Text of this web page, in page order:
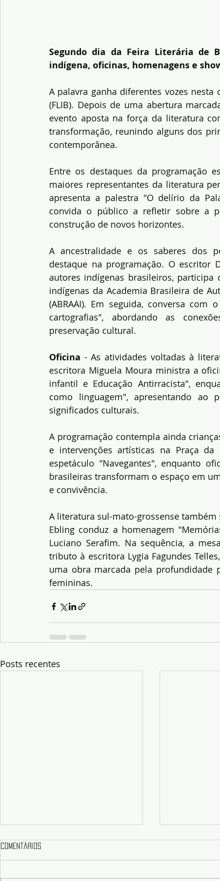
Segundo dia da Feira Literária de
indígena, oficinas, homenagens e
A palavra ganha diferentes vozes nesta
(FLIB). Depois de uma abertura
evento aposta na força da literatura
transformação, reunindo alguns dos
contemporânea.
Entre os destaques da programação
maiores representantes da literatura
apresenta a palestra "O delírio da
convida o público a refletir sobre a
construção de novos horizontes.
A ancestralidade e os saberes dos
destaque na programação. O escritor
autores indígenas brasileiros,
indígenas da Academia Brasileira de
(ABRAAI). Em seguida, conversa
cartografias", abordando as
preservação cultural.
Oficina - As atividades voltadas à
escritora Miguela Moura ministra a
infantil e Educação Antirracista",
como linguagem", apresentando ao
significados culturais.
A programação contempla ainda
e intervenções artísticas na Praça
espetáculo "Navegantes", enquanto
brasileiras transformam o espaço em
e convivência.
A literatura sul-mato-grossense
Ebling conduz a homenagem
Luciano Serafim. Na sequência, a
tributo à escritora Lygia Fagundes
uma obra marcada pela profundidade
femininas.
Posts recentes
Comentários